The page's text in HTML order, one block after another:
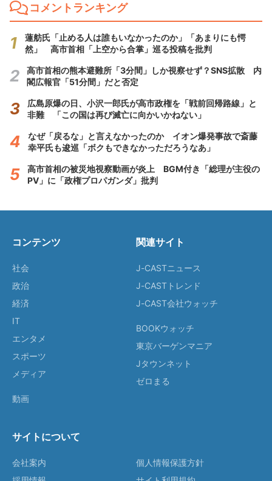
コメントランキング
蓮舫氏「止める人は誰もいなかったのか」「あまりにも愕
然」 高市首相「上空から合掌」巡る投稿を批判
高市首相の熊本避難所「3分間」しか視察せず？SNS拡散 内
閣広報官「51分間」だと否定
広島原爆の日、小沢一郎氏が高市政権を「戦前回帰路線」と
非難 「この国は再び滅亡に向かいかねない」
なぜ「戻るな」と言えなかったのか イオン爆発事故で斎藤
幸平氏も逡巡「ボクもできなかっただろうなあ」
高市首相の被災地視察動画が炎上 BGM付き「総理が主役の
PV」に「政権プロパガンダ」批判
コンテンツ
社会
政治
経済
IT
エンタメ
スポーツ
メディア
動画
関連サイト
J-CASTニュース
J-CASTトレンド
J-CAST会社ウォッチ
BOOKウォッチ
東京バーゲンマニア
Jタウンネット
ゼロまる
サイトについて
会社案内
個人情報保護方針